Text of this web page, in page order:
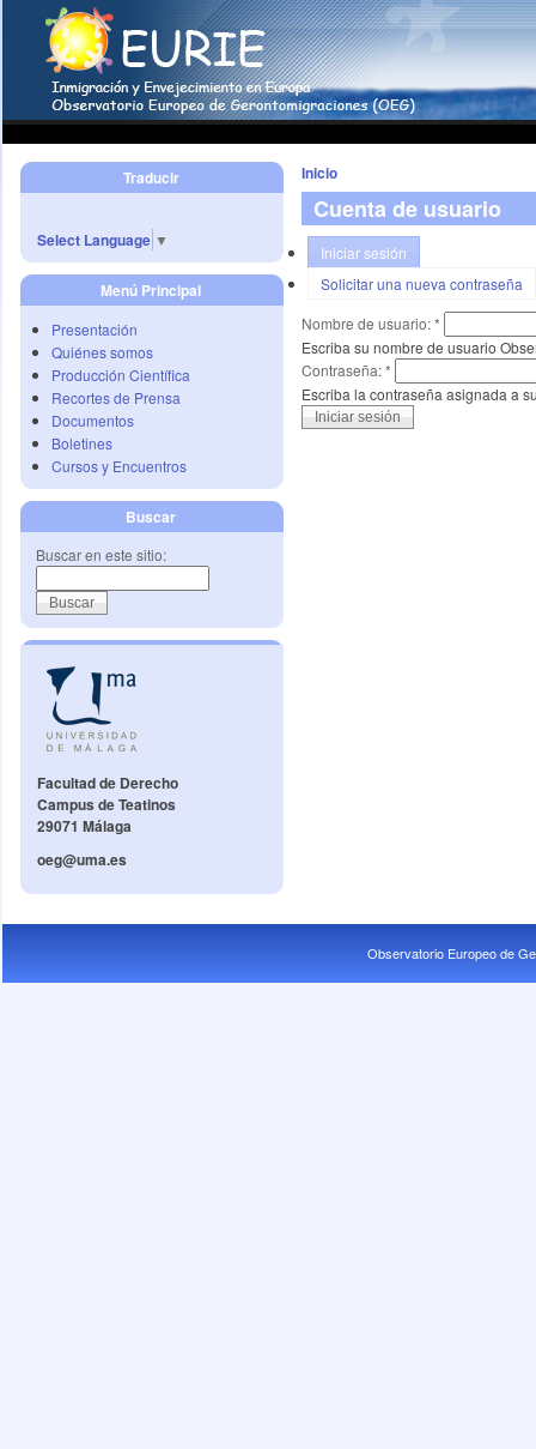
Traducir
Select Language ▼
Menú Principal
Presentación
Quiénes somos
Producción Científica
Recortes de Prensa
Documentos
Boletines
Cursos y Encuentros
Buscar
Buscar en este sitio:
Facultad de Derecho
Campus de Teatinos
29071 Málaga
oeg@uma.es
Inicio
Cuenta de usuario
Iniciar sesión
Solicitar una nueva contraseña
Nombre de usuario:*
Escriba su nombre de usuario
Contraseña:*
Escriba la contraseña asignada a
Observatorio Europeo de